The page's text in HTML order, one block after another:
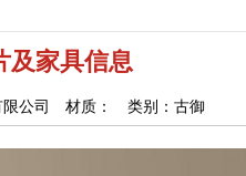
及家具信息
限公司 材质： 类别：古御